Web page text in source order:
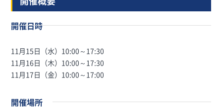
開催日時
11月15日（水）10:00～17:30
11月16日（木）10:00～17:30
11月17日（金）10:00～17:00
開催場所